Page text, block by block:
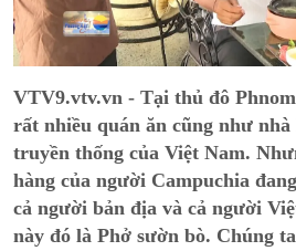
VTV9.vtv.vn - Tại thủ đô
rất nhiều quán ăn cũng như nhà
truyền thống của Việt Nam.
hàng của người Campuchia
cả người bản địa và cả người
này đó là Phở sườn bò. Chúng